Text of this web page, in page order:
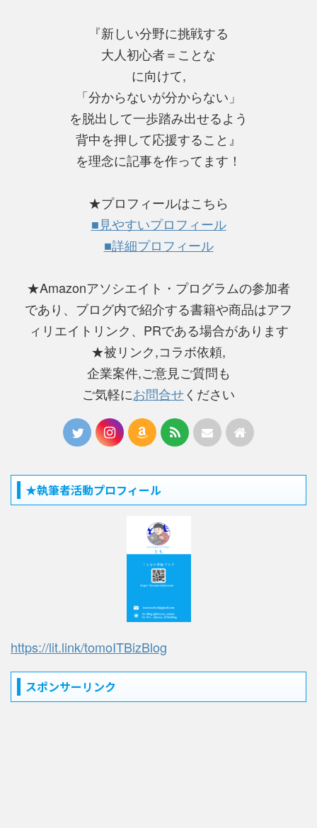
『新しい分野に挑戦する
大人初心者＝ことな
に向けて,
「分からないが分からない」
を脱出して一歩踏み出せるよう
背中を押して応援すること』
を理念に記事を作ってます！
★プロフィールはこちら
■見やすいプロフィール
■詳細プロフィール
★Amazonアソシエイト・プログラムの参加者
であり、ブログ内で紹介する書籍や商品はアフ
ィリエイトリンク、PRである場合があります
★被リンク,コラボ依頼,
企業案件,ご意見ご質問も
ご気軽にお問合せください
★執筆者活動プロフィール
https://lit.link/tomoITBizBlog
スポンサーリンク